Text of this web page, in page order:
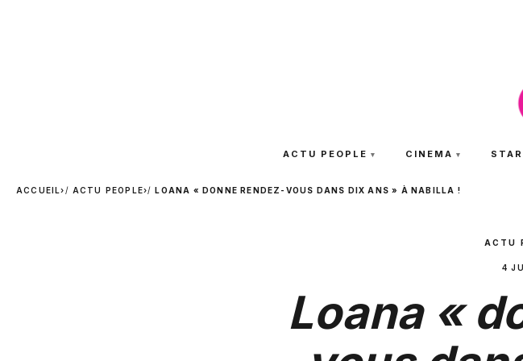
ACTU PEOPLE CINEMA
ACCUEIL› ACTU PEOPLE› LOANA « DONNE RENDEZ-VOUS DANS DIX ANS » À NABILLA !
ACTU
4
Loana «